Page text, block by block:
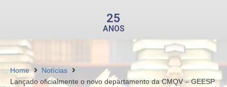
25
ANOS
Home
Notícias
Lançado oficialmente o novo departamento da CMQV – GEESP